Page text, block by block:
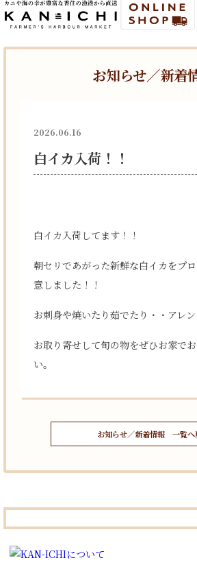
お知らせ／新着
2026.06.16
白イカ入荷！！
白イカ入荷してます！！
朝セリであがった新鮮な白イカをプ
意しました！！
お刺身や焼いたり茹でたり・・アレン
お取り寄せして旬の物をぜひお家で
い。
お知らせ／新着情報 一覧へ